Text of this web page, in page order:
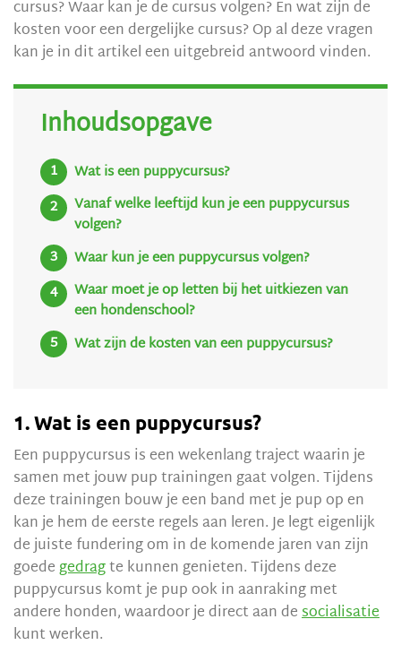
cursus? Waar kan je de cursus volgen? En wat zijn de
kosten voor een dergelijke cursus? Op al deze vragen
kan je in dit artikel een uitgebreid antwoord vinden.
Inhoudsopgave
Wat is een puppycursus?
Vanaf welke leeftijd kun je een puppycursus
volgen?
Waar kun je een puppycursus volgen?
Waar moet je op letten bij het uitkiezen van
een hondenschool?
Wat zijn de kosten van een puppycursus?
1. Wat is een puppycursus?
Een puppycursus is een wekenlang traject waarin je
samen met jouw pup trainingen gaat volgen. Tijdens
deze trainingen bouw je een band met je pup op en
kan je hem de eerste regels aan leren. Je legt eigenlijk
de juiste fundering om in de komende jaren van zijn
goedegedragte kunnen genieten. Tijdens deze
puppycursus komt je pup ook in aanraking met
andere honden, waardoor je direct aan desocialisatie
kunt werken.